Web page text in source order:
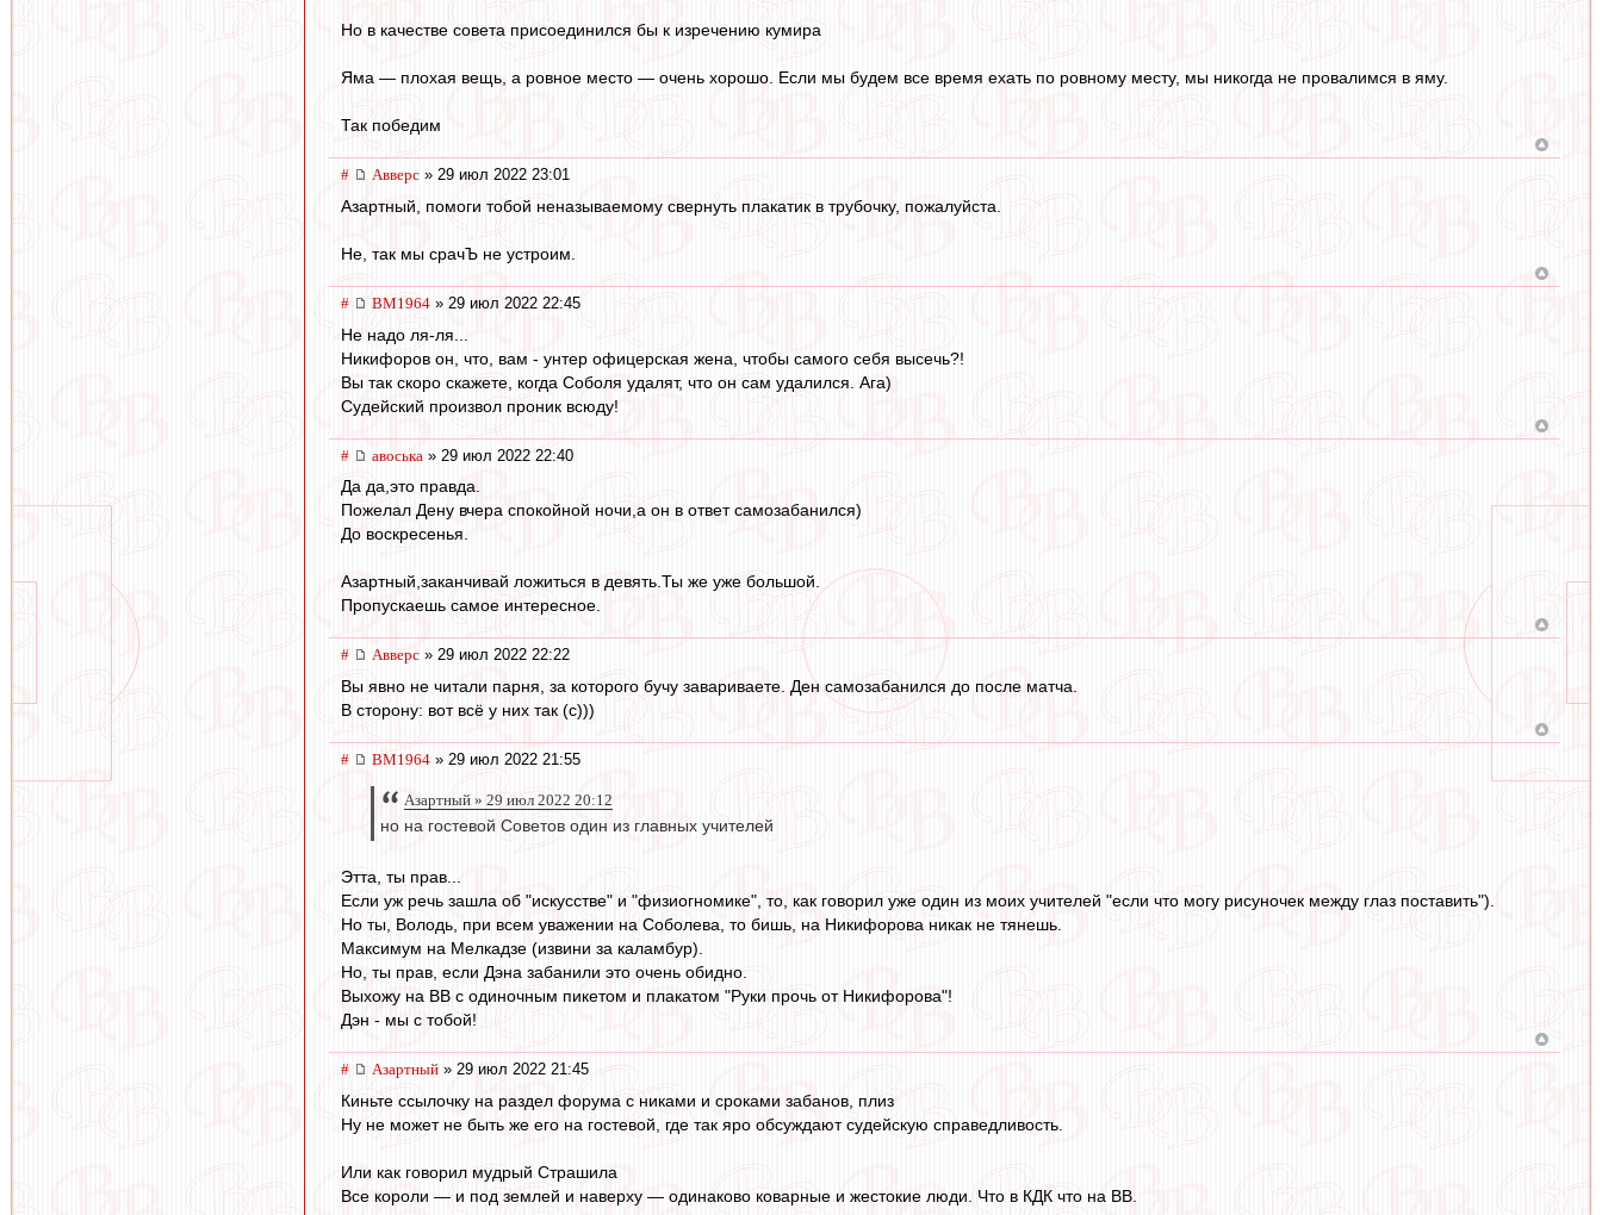
Но в качестве совета присоединился бы к изречению кумира
Яма — плохая вещь, а ровное место — очень хорошо. Если мы будем все время ехать по ровному месту, мы никогда не провалимся в яму.
Так победим
# Авверс » 29 июл 2022 23:01
Азартный, помоги тобой неназываемому свернуть плакатик в трубочку, пожалуйста.
Не, так мы срачЪ не устроим.
# BM1964 » 29 июл 2022 22:45
Не надо ля-ля...
Никифоров он, что, вам - унтер офицерская жена, чтобы самого себя высечь?!
Вы так скоро скажете, когда Соболя удалят, что он сам удалился. Ага)
Судейский произвол проник всюду!
# авоська » 29 июл 2022 22:40
Да да,это правда.
Пожелал Дену вчера спокойной ночи,а он в ответ самозабанился)
До воскресенья.
Азартный,заканчивай ложиться в девять.Ты же уже большой.
Пропускаешь самое интересное.
# Авверс » 29 июл 2022 22:22
Вы явно не читали парня, за которого бучу завариваете. Ден самозабанился до после матча.
В сторону: вот всё у них так (с)))
# BM1964 » 29 июл 2022 21:55
Азартный » 29 июл 2022 20:12
но на гостевой Советов один из главных учителей
Этта, ты прав...
Если уж речь зашла об "искусстве" и "физиогномике", то, как говорил уже один из моих учителей "если что могу рисуночек между глаз поставить").
Но ты, Володь, при всем уважении на Соболева, то бишь, на Никифорова никак не тянешь.
Максимум на Мелкадзе (извини за каламбур).
Но, ты прав, если Дэна забанили это очень обидно.
Выхожу на ВВ с одиночным пикетом и плакатом "Руки прочь от Никифорова"!
Дэн - мы с тобой!
# Азартный » 29 июл 2022 21:45
Киньте ссылочку на раздел форума с никами и сроками забанов, плиз
Ну не может не быть же его на гостевой, где так яро обсуждают судейскую справедливость.
Или как говорил мудрый Страшила
Все короли — и под землей и наверху — одинаково коварные и жестокие люди. Что в КДК что на ВВ.